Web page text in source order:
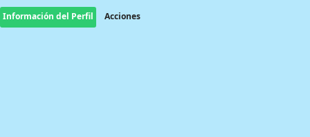
Información del Perfil Acciones